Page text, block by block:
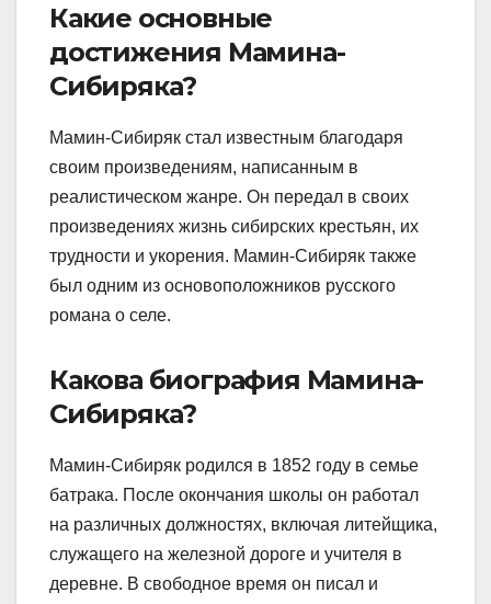
Какие основные
достижения Мамина-
Сибиряка?
Мамин-Сибиряк стал известным благодаря
своим произведениям, написанным в
реалистическом жанре. Он передал в своих
произведениях жизнь сибирских крестьян, их
трудности и укорения. Мамин-Сибиряк также
был одним из основоположников русского
романа о селе.
Какова биография Мамина-
Сибиряка?
Мамин-Сибиряк родился в 1852 году в семье
батрака. После окончания школы он работал
на различных должностях, включая литейщика,
служащего на железной дороге и учителя в
деревне. В свободное время он писал и